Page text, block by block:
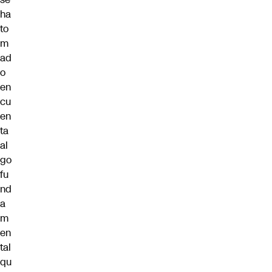
ha
to
m
ad
o
en
cu
en
ta
al
go
fu
nd
a
m
en
tal
qu